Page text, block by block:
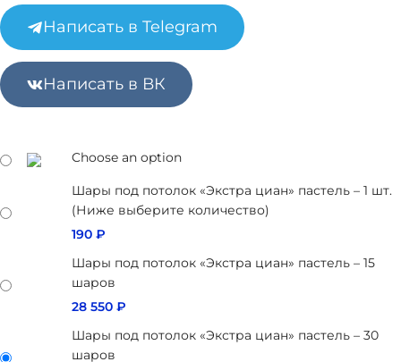
Написать в Telegram
Написать в ВК
Choose an option
Шары под потолок «Экстра циан» пастель – 1 шт.
(Ниже выберите количество)
190 ₽
Шары под потолок «Экстра циан» пастель – 15
шаров
28 550 ₽
Шары под потолок «Экстра циан» пастель – 30
шаров